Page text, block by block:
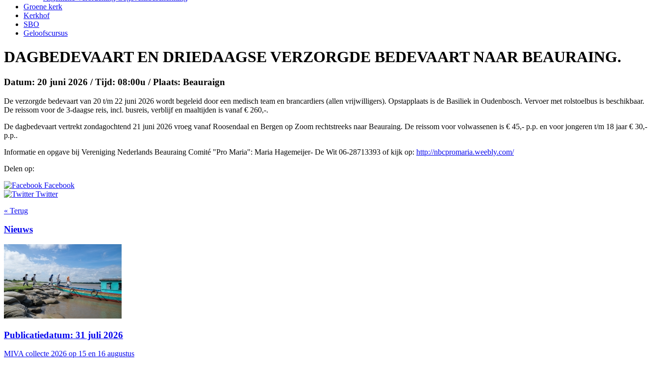
Groene kerk
Kerkhof
SBO
Geloofscursus
DAGBEDEVAART EN DRIEDAAGSE VERZORGDE BEDEVAART NAAR BEAURAING.
Datum: 20 juni 2026 / Tijd: 08:00u / Plaats: Beauraign
De verzorgde bedevaart van 20 t/m 22 juni 2026 wordt begeleid door een medisch team en brancardiers (allen vrijwilligers). Opstapplaats is de Basiliek in Oudenbosch. Vervoer met rolstoelbus is beschikbaar.
De reissom voor de 3-daagse reis, incl. busreis, verblijf en maaltijden is vanaf € 260,-.
De dagbedevaart vertrekt zondagochtend 21 juni 2026 vroeg vanaf Roosendaal en Bergen op Zoom rechtstreeks naar Beauraing. De reissom voor volwassenen is € 45,- p.p. en voor jongeren t/m 18 jaar € 30,-
p.p..
Informatie en opgave bij Vereniging Nederlands Beauraing Comité "Pro Maria": Maria Hagemeijer- De Wit 06-28713393 of kijk op: http://nbcpromaria.weebly.com/
Delen op:
Facebook
Twitter
« Terug
Nieuws
Publicatiedatum: 31 juli 2026
MIVA collecte 2026 op 15 en 16 augustus